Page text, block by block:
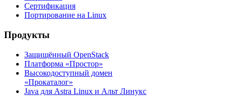
Сертификация
Портирование на Linux
Продукты
Защищённый OpenStack
Платформа «Простор»
Высокодоступный домен
«Прокаталог»
Java для Astra Linux и Альт Линукс